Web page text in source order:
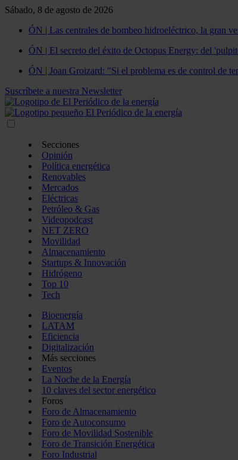
Sábado, 8 de agosto de 2026
ÓN | Las centrales de bombeo hidroeléctrico, la gran
ÓN | El secreto del éxito de Octopus Energy: del
ÓN | Joan Groizard: "Si el problema es de control de
Suscríbete a nuestra Newsletter
Secciones
Opinión
Política energética
Renovables
Mercados
Eléctricas
Petróleo & Gas
Videopodcast
NET ZERO
Movilidad
Almacenamiento
Startups & Innovación
Hidrógeno
Top 10
Tech
Bioenergía
LATAM
Eficiencia
Digitalización
Más secciones
Eventos
La Noche de la Energía
10 claves del sector energético
Foros
Foro de Almacenamiento
Foro de Autoconsumo
Foro de Movilidad Sostenible
Foro de Transición Energética
Foro Industrial